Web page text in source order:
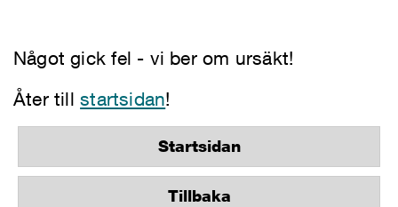
Något gick fel - vi ber om ursäkt!
Åter tillstartsidan!
Startsidan
Tillbaka